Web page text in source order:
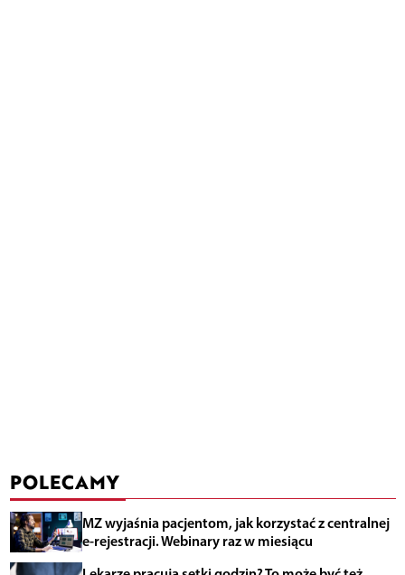
POLECAMY
MZ wyjaśnia pacjentom, jak korzystać z centralnej
e-rejestracji. Webinary raz w miesiącu